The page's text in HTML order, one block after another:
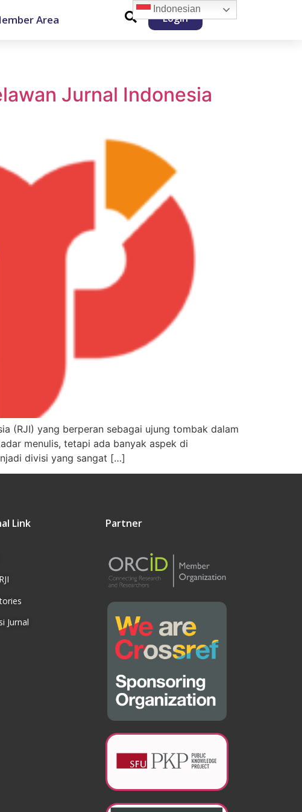
Area Login
Jurnal Indonesia
(RJI) yang berperan sebagai ujung tombak dalam
menulis, tetapi ada banyak aspek di
divisi yang sangat […]
Link
Jurnal
Partner
Indonesian